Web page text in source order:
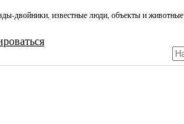
двойники, известные люди, объекты и животные